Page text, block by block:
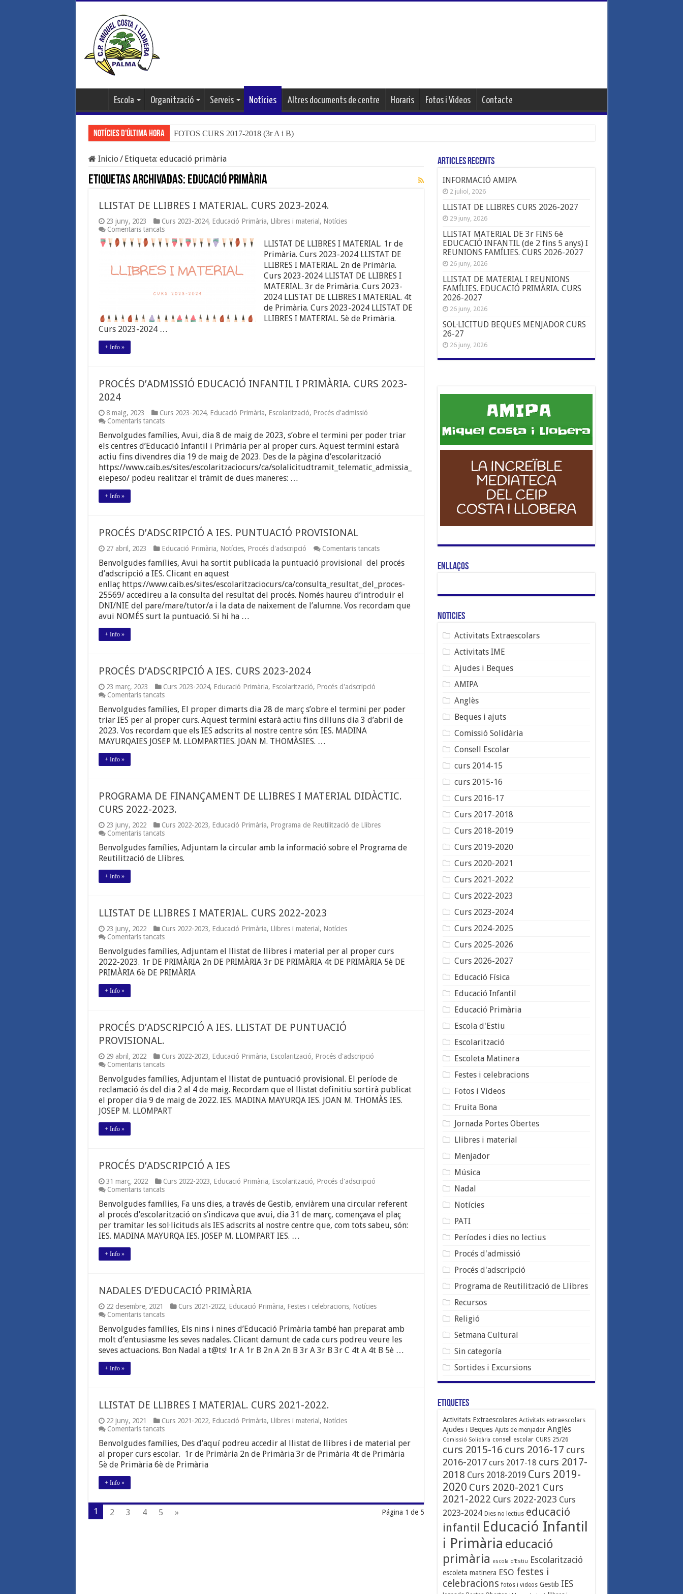
Escola Organització Serveis Notícies Altres documents de centre Horaris Fotos i Videos Contacte
Notícies d'última hora FOTOS CURS 2017-2018 (3r A i B)
Inicio / Etiqueta: educació primària
Etiquetas Archivadas: educació primària
LLISTAT DE LLIBRES I MATERIAL. CURS 2023-2024.
23 juny, 2023 Curs 2023-2024, Educació Primària, Llibres i material , Notícies
Comentaris tancatsa
LLISTAT
DE
MATERIAL.
CURS
2024.
LLISTAT DE LLIBRES I MATERIAL. 1r de
Primària. Curs 2023-2024 LLISTAT DE
LLIBRES I MATERIAL. 2n de Primària.
Curs 2023-2024 LLISTAT DE LLIBRES I
MATERIAL. 3r de Primària. Curs 2023-
2024 LLISTAT DE LLIBRES I MATERIAL. 4t
de Primària. Curs 2023-2024 LLISTAT DE
LLIBRES I MATERIAL. 5è de Primària.
Curs 2023-2024 …
+ Info »
PROCÉS D’ADMISSIÓ EDUCACIÓ INFANTIL I PRIMÀRIA. CURS 2023-
2024
8 maig, 2023 Curs 2023-2024, Educació Primària, Escolarització, Procés d'admissió
Comentaris tancatsa
D’ADMISSIÓ
EDUCACIÓ
INFANTIL
I
PRIMÀRIA.
CURS
Benvolgudes famílies, Avui, dia 8 de maig de 2023, s’obre el termini per poder triar
els centres d’Educació Infantil i Primària per al proper curs. Aquest termini estarà
actiu fins divendres dia 19 de maig de 2023. Des de la pàgina d’escolarització
https://www.caib.es/sites/escolaritzaciocurs/ca/solalicitudtramit_telematic_admissia_
eiepeso/ podeu realitzar el tràmit de dues maneres: …
+ Info »
PROCÉS D’ADSCRIPCIÓ A IES. PUNTUACIÓ PROVISIONAL
27 abril, 2023 Educació Primària, Notícies, Procés d'adscripció Comentaris tancatsa
D’ADSCRIPCIÓ
PUNTUACIÓ
PROVISIONAL
Benvolgudes famílies, Avui ha sortit publicada la puntuació provisional del procés
d’adscripció a IES. Clicant en aquest
enllaç https://www.caib.es/sites/escolaritzaciocurs/ca/consulta_resultat_del_proces-
25569/ accedireu a la consulta del resultat del procés. Només haureu d’introduir el
DNI/NIE del pare/mare/tutor/a i la data de naixement de l’alumne. Vos recordam que
avui NOMÉS surt la puntuació. Si hi ha …
+ Info »
PROCÉS D’ADSCRIPCIÓ A IES. CURS 2023-2024
23 març, 2023 Curs 2023-2024, Educació Primària, Escolarització, Procés d'adscripció
Comentaris tancatsa
D’ADSCRIPCIÓ
A
IES.
CURS
2023-
Benvolgudes famílies, El proper dimarts dia 28 de març s’obre el termini per poder
triar IES per al proper curs. Aquest termini estarà actiu fins dilluns dia 3 d’abril de
2023. Vos recordam que els IES adscrits al nostre centre són: IES. MADINA
MAYURQAIES JOSEP M. LLOMPARTIES. JOAN M. THOMÀSIES. …
+ Info »
PROGRAMA DE FINANÇAMENT DE LLIBRES I MATERIAL DIDÀCTIC.
CURS 2022-2023.
23 juny, 2022 Curs 2022-2023, Educació Primària, Programa de Reutilització de Llibres
Comentaris tancatsa
DE
FINANÇAMENT
2022-
Benvolgudes famílies, Adjuntam la circular amb la informació sobre el Programa de
Reutilització de Llibres.
+ Info »
LLISTAT DE LLIBRES I MATERIAL. CURS 2022-2023
23 juny, 2022 Curs 2022-2023, Educació Primària, Llibres i material , Notícies
Comentaris tancatsa
DE
LLIBRES
I
MATERIAL.
Benvolgudes famílies, Adjuntam el llistat de llibres i material per al proper curs
2022-2023. 1r DE PRIMÀRIA 2n DE PRIMÀRIA 3r DE PRIMÀRIA 4t DE PRIMÀRIA 5è DE
PRIMÀRIA 6è DE PRIMÀRIA
+ Info »
PROCÉS D’ADSCRIPCIÓ A IES. LLISTAT DE PUNTUACIÓ
PROVISIONAL.
29 abril, 2022 Curs 2022-2023, Educació Primària, Escolarització, Procés d'adscripció
Comentaris tancatsa
D’ADSCRIPCIÓ
A
LLISTAT
DE
Benvolgudes famílies, Adjuntam el llistat de puntuació provisional. El període de
reclamació és del dia 2 al 4 de maig. Recordam que el llistat definitiu sortirà publicat
el proper dia 9 de maig de 2022. IES. MADINA MAYURQA IES. JOAN M. THOMÀS IES.
JOSEP M. LLOMPART
+ Info »
PROCÉS D’ADSCRIPCIÓ A IES
31 març, 2022 Curs 2022-2023, Educació Primària, Escolarització, Procés d'adscripció
Comentaris tancatsa
D’ADSCRIPCIÓ
A
IES
Benvolgudes famílies, Fa uns dies, a través de Gestib, enviàrem una circular referent
al procés d’escolarització on s’indicava que avui, dia 31 de març, començava el plaç
per tramitar les sol·licituds als IES adscrits al nostre centre que, com tots sabeu, són:
IES. MADINA MAYURQA IES. JOSEP M. LLOMPART IES. …
+ Info »
NADALES D’EDUCACIÓ PRIMÀRIA
22 desembre, 2021 Curs 2021-2022, Educació Primària, Festes i celebracions, Notícies
Comentaris tancatsa
D’EDUCACIÓ
PRIMÀRIA
Benvolgudes famílies, Els nins i nines d’Educació Primària també han preparat amb
molt d’entusiasme les seves nadales. Clicant damunt de cada curs podreu veure les
seves actuacions. Bon Nadal a t@ts! 1r A 1r B 2n A 2n B 3r A 3r B 3r C 4t A 4t B 5è …
+ Info »
LLISTAT DE LLIBRES I MATERIAL. CURS 2021-2022.
22 juny, 2021 Curs 2021-2022, Educació Primària, Llibres i material , Notícies
Comentaris tancatsa
DE
LLIBRES
MATERIAL.
Benvolgudes famílies, Des d’aquí podreu accedir al llistat de llibres i de material per
al proper curs escolar. 1r de Primària 2n de Primària 3r de Primària 4t de Primària
5è de Primària 6è de Primària
+ Info »
Página 1 de 5
1 2 3 4 5 »
Articles Recents
INFORMACIÓ AMIPA
2 juliol, 2026
LLISTAT DE LLIBRES CURS 2026-2027
29 juny, 2026
LLISTAT MATERIAL DE 3r FINS 6è
EDUCACIÓ INFANTIL (de 2 fins 5 anys) I
REUNIONS FAMÍLIES. CURS 2026-2027
26 juny, 2026
LLISTAT DE MATERIAL I REUNIONS
FAMÍLIES. EDUCACIÓ PRIMÀRIA. CURS
2026-2027
26 juny, 2026
SOL·LICITUD BEQUES MENJADOR CURS
26-27
26 juny, 2026
Enllaços
Noticies
Activitats Extraescolars
Activitats IME
Ajudes i Beques
AMIPA
Anglès
Beques i ajuts
Comissió Solidària
Consell Escolar
curs 2014-15
curs 2015-16
Curs 2016-17
Curs 2017-2018
Curs 2018-2019
Curs 2019-2020
Curs 2020-2021
Curs 2021-2022
Curs 2022-2023
Curs 2023-2024
Curs 2024-2025
Curs 2025-2026
Curs 2026-2027
Educació Física
Educació Infantil
Educació Primària
Escola d'Estiu
Escolarització
Escoleta Matinera
Festes i celebracions
Fotos i Videos
Fruita Bona
Jornada Portes Obertes
Llibres i material
Menjador
Música
Nadal
Notícies
PATI
Períodes i dies no lectius
Procés d'admissió
Procés d'adscripció
Programa de Reutilització de Llibres
Recursos
Religió
Setmana Cultural
Sin categoría
Sortides i Excursions
Etiquetes
Activitats Extraescolares Activitats extraescolars
Ajudes i Beques Ajuts de menjador Anglès
Comissió Solidària consell escolar CURS 25/26
curs 2015-16 curs 2016-17 curs
2016-2017 curs 2017-18 curs 2017-
2018 Curs 2018-2019 Curs 2019-
2020 Curs 2020-2021 Curs
2021-2022 Curs 2022-2023 Curs
2023-2024 Dies no lectius educació
infantil Educació Infantil
i Primària educació
primària escola d'Estiu Escolarització
escoleta matinera ESO festes i
celebracions fotos i videos Gestib IES